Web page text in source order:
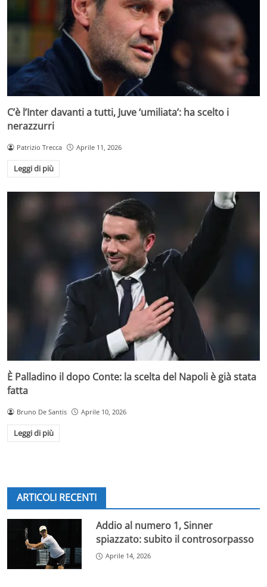
C’è l’Inter davanti a tutti, Juve ‘umiliata’: ha scelto i
nerazzurri
Patrizio Trecca Aprile 11, 2026
Leggi di più
È Palladino il dopo Conte: la scelta del Napoli è già stata
fatta
Bruno De Santis Aprile 10, 2026
Leggi di più
ARTICOLI RECENTI
Addio al numero 1, Sinner
spiazzato: subito il controsorpasso
Aprile 14, 2026